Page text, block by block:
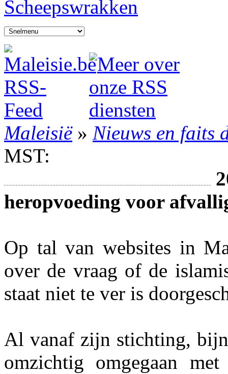
Scheepswrakken
Maleisië» Nieuws en faits
MST:
heropvoeding voor
Op tal van websites in
over de vraag of de
staat niet te ver is
Al vanaf zijn stichting,
omzichtig omgegaan